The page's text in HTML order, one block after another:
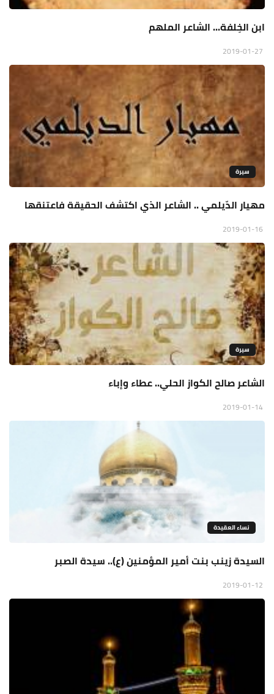
ابن الخِلفة... الشاعر الملهم
سيرة
مهيار الدّيلمي .. الشاعر الذي اكتشف الحقيقة فاعتنقها
سيرة
الشاعر صالح الكواز الحلي.. عطاء وإباء
نساء العقيدة
السيدة زينب بنت أمير المؤمنين (ع).. سيدة الصبر